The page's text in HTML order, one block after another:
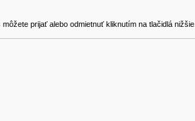
prijať alebo odmietnuť kliknutím na tlačidlá nižšie.